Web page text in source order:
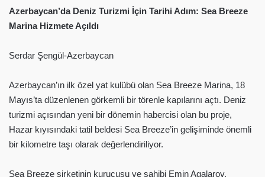
Azerbaycan’da Deniz Turizmi İçin Tarihi Adım: Sea Breeze
Marina Hizmete Açıldı
Serdar Şengül-Azerbaycan
Azerbaycan’ın ilk özel yat kulübü olan Sea Breeze Marina, 18
Mayıs’ta düzenlenen görkemli bir törenle kapılarını açtı. Deniz
turizmi açısından yeni bir dönemin habercisi olan bu proje,
Hazar kıyısındaki tatil beldesi Sea Breeze’in gelişiminde önemli
bir kilometre taşı olarak değerlendiriliyor.
Sea Breeze şirketinin kurucusu ve sahibi Emin Agalarov,